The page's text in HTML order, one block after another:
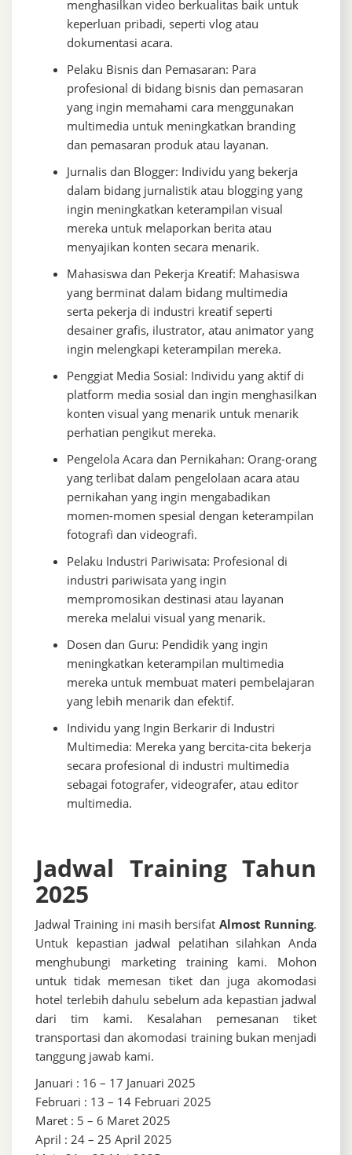
menghasilkan video berkualitas baik untuk
keperluan pribadi, seperti vlog atau
dokumentasi acara.
Pelaku Bisnis dan Pemasaran: Para
profesional di bidang bisnis dan pemasaran
yang ingin memahami cara menggunakan
multimedia untuk meningkatkan branding
dan pemasaran produk atau layanan.
Jurnalis dan Blogger: Individu yang bekerja
dalam bidang jurnalistik atau blogging yang
ingin meningkatkan keterampilan visual
mereka untuk melaporkan berita atau
menyajikan konten secara menarik.
Mahasiswa dan Pekerja Kreatif: Mahasiswa
yang berminat dalam bidang multimedia
serta pekerja di industri kreatif seperti
desainer grafis, ilustrator, atau animator yang
ingin melengkapi keterampilan mereka.
Penggiat Media Sosial: Individu yang aktif di
platform media sosial dan ingin menghasilkan
konten visual yang menarik untuk menarik
perhatian pengikut mereka.
Pengelola Acara dan Pernikahan: Orang-orang
yang terlibat dalam pengelolaan acara atau
pernikahan yang ingin mengabadikan
momen-momen spesial dengan keterampilan
fotografi dan videografi.
Pelaku Industri Pariwisata: Profesional di
industri pariwisata yang ingin
mempromosikan destinasi atau layanan
mereka melalui visual yang menarik.
Dosen dan Guru: Pendidik yang ingin
meningkatkan keterampilan multimedia
mereka untuk membuat materi pembelajaran
yang lebih menarik dan efektif.
Individu yang Ingin Berkarir di Industri
Multimedia: Mereka yang bercita-cita bekerja
secara profesional di industri multimedia
sebagai fotografer, videografer, atau editor
multimedia.
Jadwal Training Tahun
2025
Jadwal Training ini masih bersifat Almost Running.
Untuk kepastian jadwal pelatihan silahkan Anda
menghubungi marketing training kami. Mohon
untuk tidak memesan tiket dan juga akomodasi
hotel terlebih dahulu sebelum ada kepastian jadwal
dari tim kami. Kesalahan pemesanan tiket
transportasi dan akomodasi training bukan menjadi
tanggung jawab kami.
Januari : 16 – 17 Januari 2025
Februari : 13 – 14 Februari 2025
Maret : 5 – 6 Maret 2025
April : 24 – 25 April 2025